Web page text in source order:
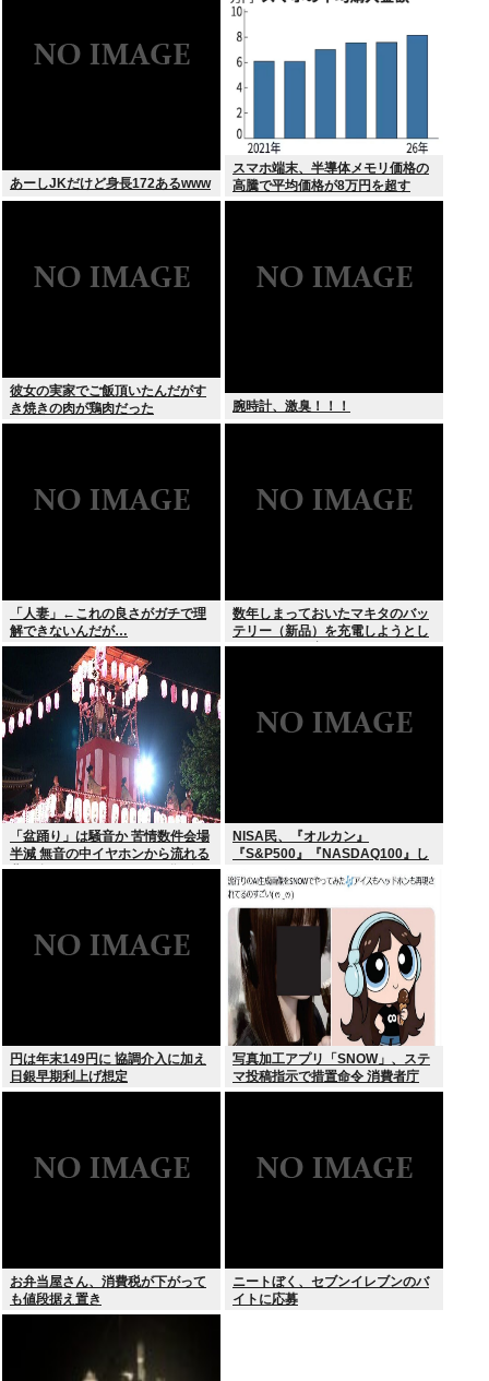
あーしJKだけど身長172あるwww
スマホ端末、半導体メモリ価格の
高騰で平均価格が8万円を超す
彼女の実家でご飯頂いたんだがす
き焼きの肉が鶏肉だった
腕時計、激臭！！！
「人妻」←これの良さがガチで理
解できないんだが…
数年しまっておいたマキタのバッ
テリー（新品）を充電しようとし
たらエラーで充電できないんだ
「盆踊り」は騒音か 苦情数件会場
半減 無音の中イヤホンから流れる
曲に合わせ踊るサイレント盆ダン
NISA民、『オルカン』
『S&P500』『NASDAQ100』し
円は年末149円に 協調介入に加え
日銀早期利上げ想定
写真加工アプリ「SNOW」、ステ
マ投稿指示で措置命令 消費者庁
お弁当屋さん、消費税が下がって
も値段据え置き
ニートぼく、セブンイレブンのバ
イトに応募